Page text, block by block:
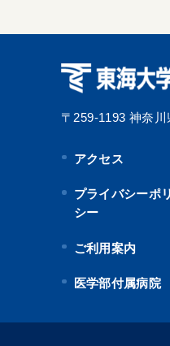
〒259-1193 神奈川
アクセス
プライバシーポリ
シー
ご利用案内
医学部付属病院